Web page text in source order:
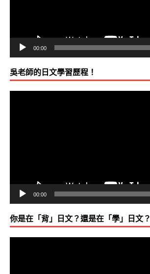
00:00
吳老師的日文學習歷程！
00:00
你是在「背」日文？還是在「學」日文？